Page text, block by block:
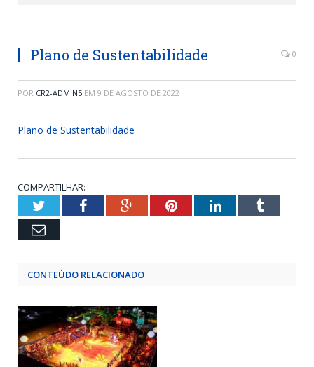
Plano de Sustentabilidade 0
POR CR2-ADMIN5 EM 9 DE AGOSTO DE 2022
Plano de Sustentabilidade
COMPARTILHAR:
TwitterFacebookGoogle+PinterestLinkedInTumblr
Email
CONTEÚDO RELACIONADO